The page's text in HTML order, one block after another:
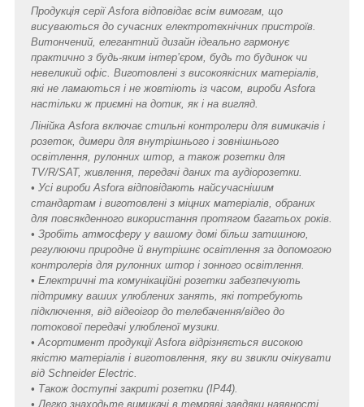
Продукція серії Asfora відповідає всім вимогам, що
висуваються до сучасних електротехнічних пристроїв.
Витончений, елегантний дизайн ідеально гармонує
практично з будь-яким інтер’єром, будь то будинок чи
невеликий офіс. Виготовлені з високоякісних матеріалів,
які не ламаються і не жовтіють із часом, вироби Asfora
настільки ж приємні на дотик, як і на вигляд.
Лінійка Asfora включає стильні контролери для вимикачів і
розеток, димери для внутрішнього і зовнішнього
освітлення, рулонних штор, а також розетки для
TV/R/SAT, живлення, передачі даних та аудіорозетки.
• Усі вироби Asfora відповідають найсучаснішим
стандартам і виготовлені з міцних матеріалів, обраних
для повсякденного використання протягом багатьох років.
• Зробіть атмосферу у вашому домі більш затишною,
регулюючи природне й внутрішнє освітлення за допомогою
контролерів для рулонних штор і зонного освітлення.
• Електричні та комунікаційні розетки забезпечують
підтримку ваших улюблених занять, які потребують
підключення, від відеоігор до телебачення/відео до
потокової передачі улюбленої музики.
• Асортимент продукції Asfora відрізняється високою
якістю матеріалів і виготовлення, яку ви звикли очікувати
від Schneider Electric.
• Також доступні закриті розетки (IP44).
• Легко знаходьте вимикачі в темряві завдяки наявності